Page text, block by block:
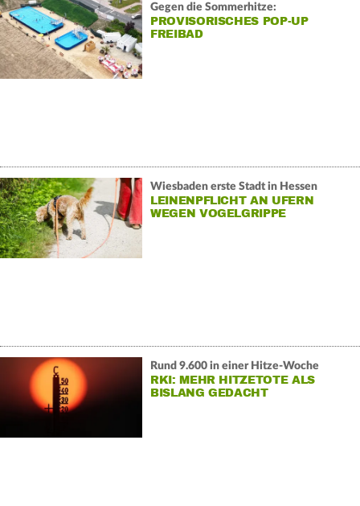
Gegen die Sommerhitze:
PROVISORISCHES POP-UP
FREIBAD
Wiesbaden erste Stadt in Hessen
LEINENPFLICHT AN UFERN
WEGEN VOGELGRIPPE
Rund 9.600 in einer Hitze-Woche
RKI: MEHR HITZETOTE ALS
BISLANG GEDACHT